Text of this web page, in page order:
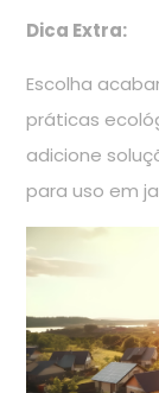
Dica Extra:
Escolha
práticas
adicione
para uso em